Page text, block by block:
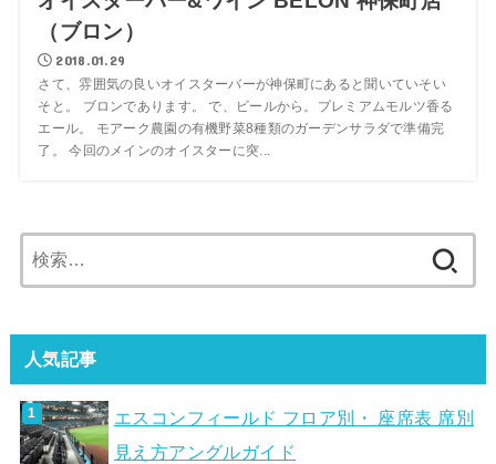
（ブロン）
2018.01.29
さて、雰囲気の良いオイスターバーが神保町にあると聞いていそい
そと。 ブロンであります。 で、ビールから。プレミアムモルツ香る
エール。 モアーク農園の有機野菜8種類のガーデンサラダで準備完
了。 今回のメインのオイスターに突...
索:
人気記事
エスコンフィールド フロア別・ 座席表 席別
見え方アングルガイド